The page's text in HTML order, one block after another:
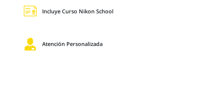
Incluye Curso Nikon School
Atención Personalizada